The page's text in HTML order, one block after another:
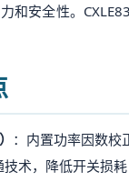
和安全性。
：内置功率因数校
技术，降低开关损